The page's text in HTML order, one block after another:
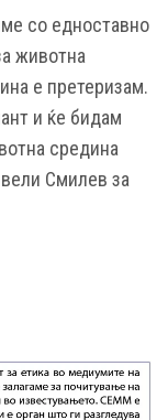
со едноставно
животна
е претеризам.
и ќе бидам
средина
Смилев за